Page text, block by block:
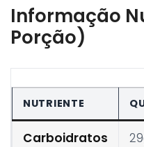
Informação
Porção)
NUTRIENTE
Carboidratos